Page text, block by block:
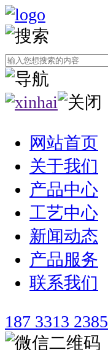
网站首页
关于我们
产品中心
工艺中心
新闻动态
产品服务
联系我们
187 3313 2385